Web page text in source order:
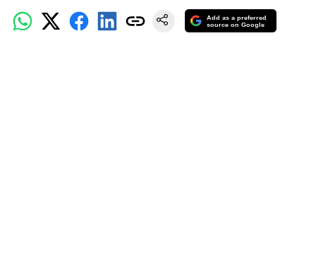
Add as a preferred
source on Google